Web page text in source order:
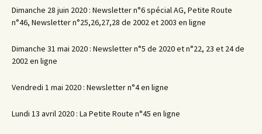
Dimanche 28 juin 2020 : Newsletter n°6 spécial AG, Petite Route
n°46, Newsletter n°25,26,27,28 de 2002 et 2003 en ligne
Dimanche 31 mai 2020 : Newsletter n°5 de 2020 et n°22, 23 et 24 de
2002 en ligne
Vendredi 1 mai 2020 : Newsletter n°4 en ligne
Lundi 13 avril 2020 : La Petite Route n°45 en ligne